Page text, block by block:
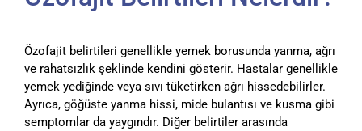
Özofajit belirtileri genellikle yemek borusunda yanma, ağrı
ve rahatsızlık şeklinde kendini gösterir. Hastalar genellikle
yemek yediğinde veya sıvı tüketirken ağrı hissedebilirler.
Ayrıca, göğüste yanma hissi, mide bulantısı ve kusma gibi
semptomlar da yaygındır. Diğer belirtiler arasında